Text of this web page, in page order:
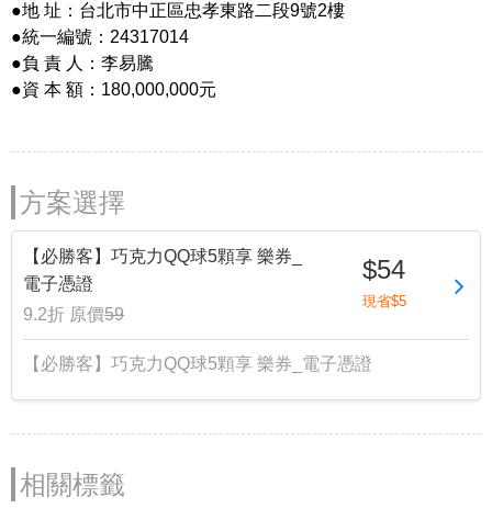
●地 址：台北市中正區忠孝東路二段9號2樓
●統一編號：24317014
●負 責 人：李易騰
●資 本 額：180,000,000元
方案選擇
【必勝客】巧克力QQ球5顆享 樂券_
電子憑證
9.2折 原價59
$54
現省$5
【必勝客】巧克力QQ球5顆享 樂券_電子憑證
相關標籤